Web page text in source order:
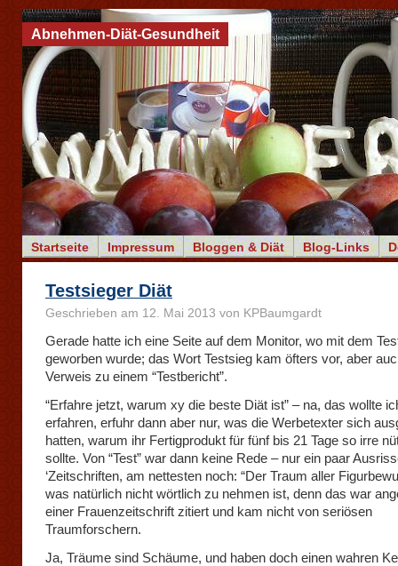
Startseite Impressum Bloggen & Diät Blog-Links
Abnehmen-Diät-Gesundheit
Testsieger Diät
Geschrieben am 12. Mai 2013 von KPBaumgardt
Gerade hatte ich eine Seite auf dem Monitor, wo mit dem
geworben wurde; das Wort Testsieg kam öfters vor, aber
Verweis zu einem “Testbericht”.
“Erfahre jetzt, warum xy die beste Diät ist” – na, das wollte
erfahren, erfuhr dann aber nur, was die Werbetexter sich
hatten, warum ihr Fertigprodukt für fünf bis 21 Tage so irre
sollte. Von “Test” war dann keine Rede – nur ein paar
‘Zeitschriften, am nettesten noch: “Der Traum aller
was natürlich nicht wörtlich zu nehmen ist, denn das war
einer Frauenzeitschrift zitiert und kam nicht von seriösen
Traumforschern.
Ja, Träume sind Schäume, und haben doch einen wahren